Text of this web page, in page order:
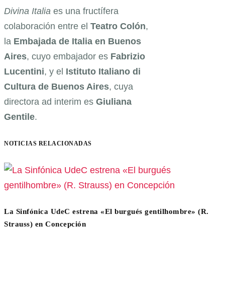
Divina Italia es una fructífera
colaboración entre el Teatro Colón,
la Embajada de Italia en Buenos
Aires, cuyo embajador es Fabrizio
Lucentini, y el Istituto Italiano di
Cultura de Buenos Aires, cuya
directora ad interim es Giuliana
Gentile.
NOTICIAS RELACIONADAS
La Sinfónica UdeC estrena «El burgués gentilhombre» (R.
Strauss) en Concepción